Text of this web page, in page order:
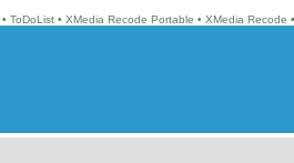
• ToDoList • XMedia Recode Portable • XMedia Recode •